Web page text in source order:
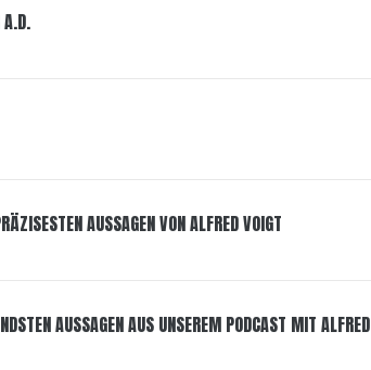
A.D.
AUSSAGEN VON ALFRED VOIGT
AUSSAGEN AUS UNSEREM PODCAST MIT ALFRED